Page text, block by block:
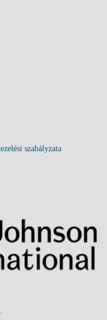
szabályzata